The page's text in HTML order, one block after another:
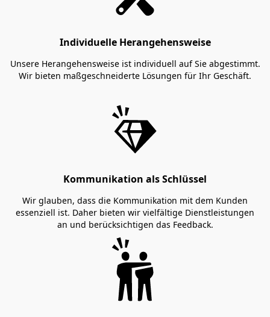
Individuelle Herangehensweise
Unsere Herangehensweise ist individuell auf Sie abgestimmt.
Wir bieten maßgeschneiderte Lösungen für Ihr Geschäft.
Kommunikation als Schlüssel
Wir glauben, dass die Kommunikation mit dem Kunden
essenziell ist. Daher bieten wir vielfältige Dienstleistungen
an und berücksichtigen das Feedback.